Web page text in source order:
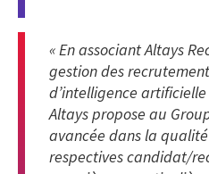
« En associant Altays
gestion des
d’intelligence artificielle
Altays propose au
avancée dans la
respectives candidat/